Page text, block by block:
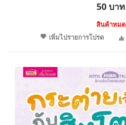
50 บาท
สินค้าหมด
เพิ่มไปรายการโปรด